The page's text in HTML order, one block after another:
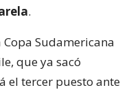
.
Sudamericana
que ya sacó
el tercer puesto ante